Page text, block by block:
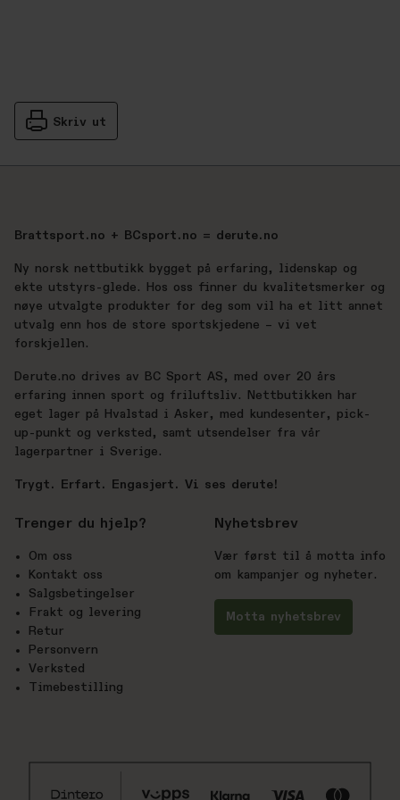
Skriv ut
Brattsport.no + BCsport.no = derute.no
Ny norsk nettbutikk bygget på erfaring, lidenskap og
ekte utstyrs-glede. Hos oss finner du kvalitetsmerker og
nøye utvalgte produkter for deg som vil ha et litt annet
utvalg enn hos de store sportskjedene – vi vet
forskjellen.
Derute.no drives av BC Sport AS, med over 20 års
erfaring innen sport og friluftsliv. Nettbutikken har
eget lager på Hvalstad i Asker, med kundesenter, pick-
up-punkt og verksted, samt utsendelser fra vår
lagerpartner i Sverige.
Trygt. Erfart. Engasjert. Vi ses derute!
Trenger du hjelp?
Om oss
Kontakt oss
Salgsbetingelser
Frakt og levering
Retur
Personvern
Verksted
Timebestilling
Nyhetsbrev
Vær først til å motta info
om kampanjer og nyheter.
Motta nyhetsbrev